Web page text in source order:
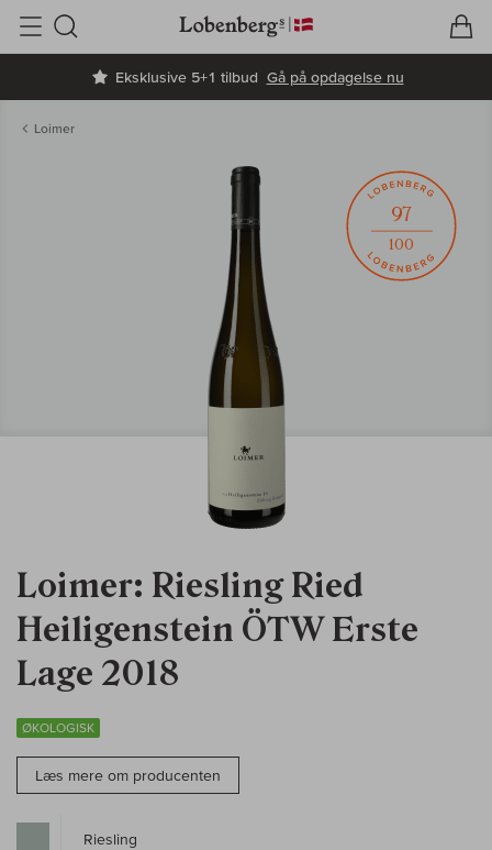
Eksklusive 5+1 tilbud Gå på opdagelse nu
Søg
Loimer
Loimer: Riesling Ried
Heiligenstein ÖTW Erste
Lage 2018
ØKOLOGISK
Læs mere om producenten
97
100
Riesling